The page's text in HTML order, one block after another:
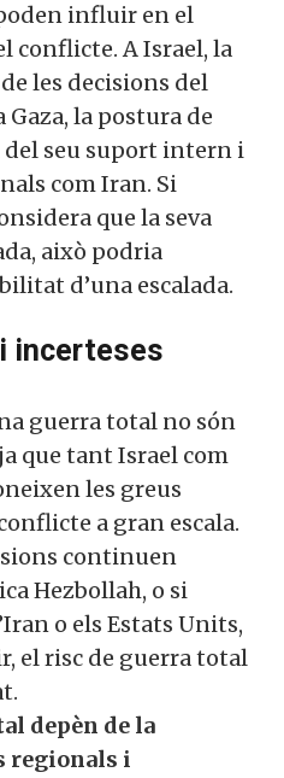
influir en el
conflicte. A Israel, la
les decisions del
la postura de
del seu suport intern i
com Iran. Si
que la seva
això podria
d’una escalada.
incerteses
guerra total no són
que tant Israel com
les greus
a gran escala.
continuen
Hezbollah, o si
o els Estats Units,
el risc de guerra total
depèn de la
regionals i